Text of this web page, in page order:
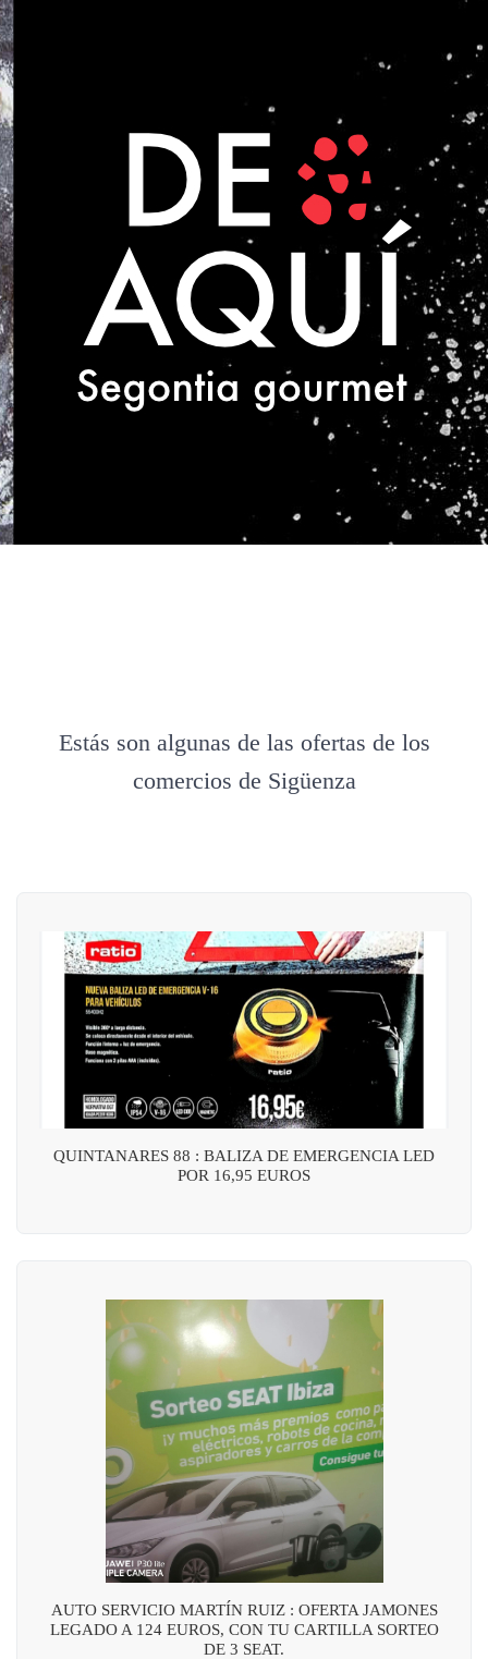
Estás son algunas de las ofertas de los
comercios de Sigüenza
QUINTANARES 88 : BALIZA DE EMERGENCIA LED
POR 16,95 EUROS
AUTO SERVICIO MARTÍN RUIZ : OFERTA JAMONES
LEGADO A 124 EUROS, CON TU CARTILLA SORTEO
DE 3 SEAT.